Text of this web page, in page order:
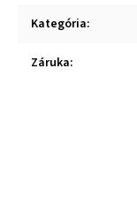
Kategória:
Záruka: